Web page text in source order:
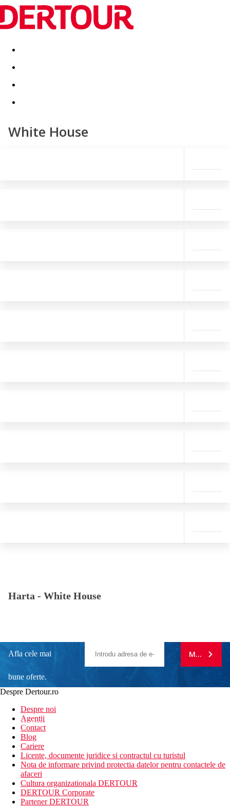
Destinatii Vacanta perfecta OFERTE DE NERATAT
White House
Harta - White House
Afla cele mai
bune oferte.
newsletter!
MA
Despre Dertour.ro
Despre noi
Agentii
Contact
Blog
Cariere
Licente, documente juridice si contractul cu turistul
Nota de informare privind protectia datelor pentru contactele de
afaceri
Cultura organizationala DERTOUR
DERTOUR Corporate
Partener DERTOUR